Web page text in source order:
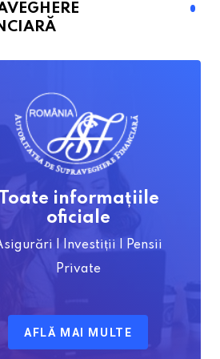
Toate informațiile
oficiale
| Investiții | Pensii
Private
AFLĂ MAI MULTE